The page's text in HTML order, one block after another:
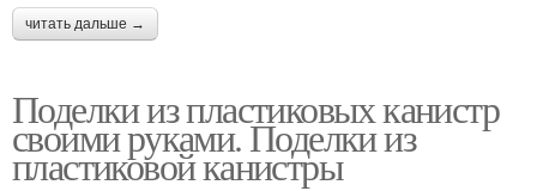
читать дальше →
Поделки из пластиковых канистр
своими руками. Поделки из
пластиковой канистры